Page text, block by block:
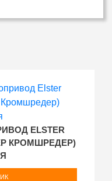
ELSTER
КРОМШРЕДЕР)